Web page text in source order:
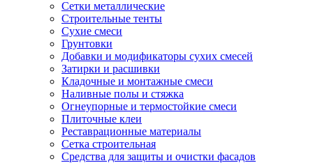
Сетки металлические
Строительные тенты
Сухие смеси
Грунтовки
Добавки и модификаторы сухих смесей
Затирки и расшивки
Кладочные и монтажные смеси
Наливные полы и стяжка
Огнеупорные и термостойкие смеси
Плиточные клеи
Реставрационные материалы
Сетка строительная
Средства для защиты и очистки фасадов